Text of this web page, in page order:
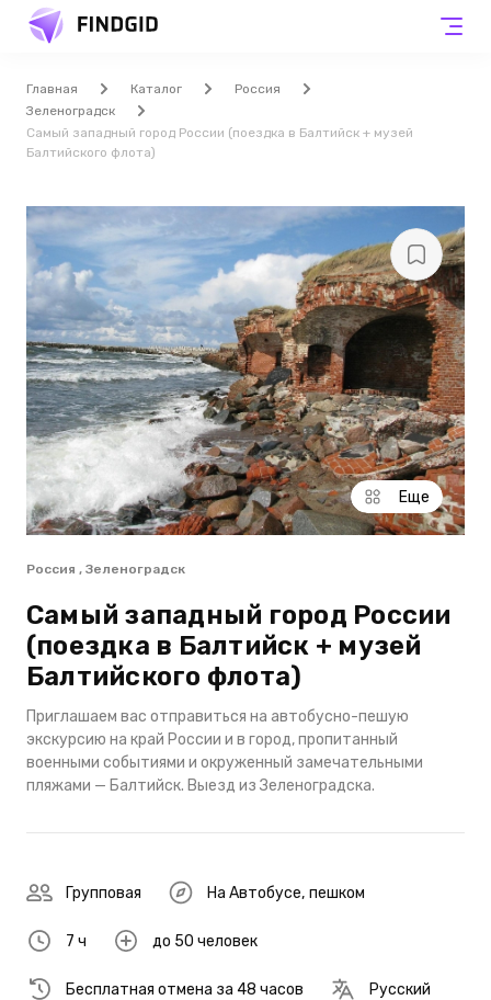
Главная Каталог
Россия
Зеленоградск
Самый западный город России (поездка в Балтийск + музей
Балтийского флота)
Еще
Россия , Зеленоградск
Самый западный город России
(поездка в Балтийск + музей
Балтийского флота)
Приглашаем вас отправиться на автобусно-пешую
экскурсию на край России и в город, пропитанный
военными событиями и окруженный замечательными
пляжами — Балтийск. Выезд из Зеленоградска.
Групповая На Автобусе, пешком
7 ч до 50 человек
Бесплатная отмена за 48 часов Русский